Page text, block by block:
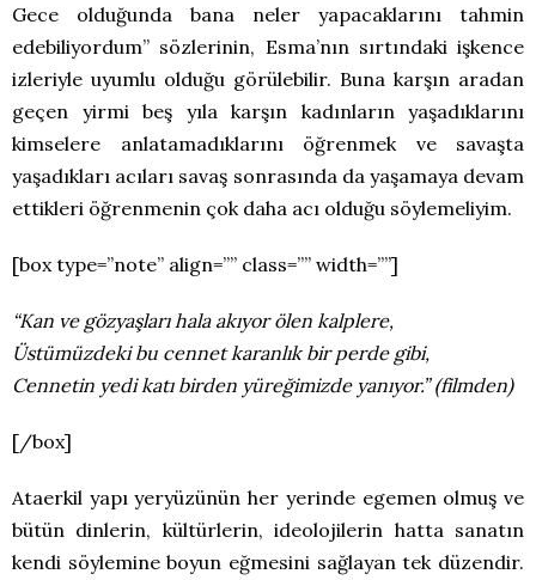
Gece olduğunda bana neler yapacaklarını tahmin
edebiliyordum” sözlerinin, Esma’nın sırtındaki işkence
izleriyle uyumlu olduğu görülebilir. Buna karşın aradan
geçen yirmi beş yıla karşın kadınların yaşadıklarını
kimselere anlatamadıklarını öğrenmek ve savaşta
yaşadıkları acıları savaş sonrasında da yaşamaya devam
ettikleri öğrenmenin çok daha acı olduğu söylemeliyim.
[box type=”note” align=”” class=”” width=””]
“Kan ve gözyaşları hala akıyor ölen kalplere,
Üstümüzdeki bu cennet karanlık bir perde gibi,
Cennetin yedi katı birden yüreğimizde yanıyor.” (filmden)
[/box]
Ataerkil yapı yeryüzünün her yerinde egemen olmuş ve
bütün dinlerin, kültürlerin, ideolojilerin hatta sanatın
kendi söylemine boyun eğmesini sağlayan tek düzendir.